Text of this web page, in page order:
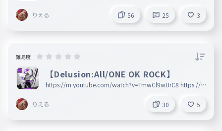
りえる 56 25 3
難易度
【Delusion:All/ONE OK ROCK】
https://m.youtube.com/watch?v=TmwCl9wUrC8 https://a
りえる 30 5